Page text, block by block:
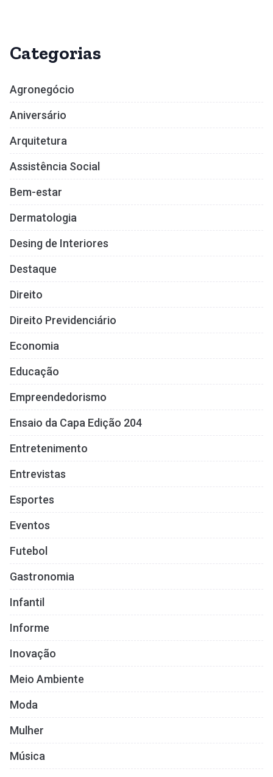
Categorias
Agronegócio
Aniversário
Arquitetura
Assistência Social
Bem-estar
Dermatologia
Desing de Interiores
Destaque
Direito
Direito Previdenciário
Economia
Educação
Empreendedorismo
Ensaio da Capa Edição 204
Entretenimento
Entrevistas
Esportes
Eventos
Futebol
Gastronomia
Infantil
Informe
Inovação
Meio Ambiente
Moda
Mulher
Música